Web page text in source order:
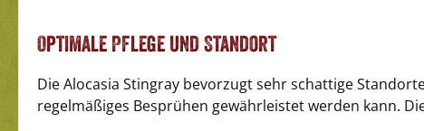
Optimale Pflege und Standort
Die Alocasia Stingray bevorzugt sehr schattige
regelmäßiges Besprühen gewährleistet werden kann.